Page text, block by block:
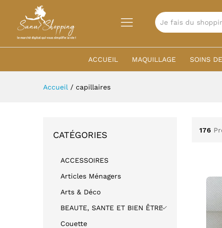
TOUTES
ACCUEIL MAQUILLAGE SOINS
Accueil / capillaires
176
CATÉGORIES
ACCESSOIRES
Articles Ménagers
Arts & Déco
BEAUTE, SANTE ET BIEN ÊTRE
Couette